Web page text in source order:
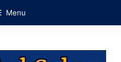
Menu